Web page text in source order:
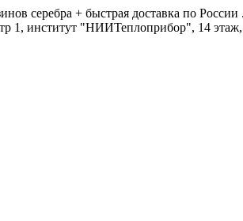
серебра + быстрая доставка по России .
1, институт "НИИТеплоприбор", 14